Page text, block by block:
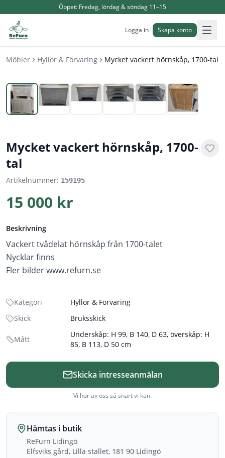
Öppet: Fredag, lördag & söndag 11–15
Logga in Skapa konto
Möbler Hyllor & Förvaring Mycket vackert hörnskåp, 1700-tal
1 /6
Mycket vackert hörnskåp, 1700-
tal
Artikelnummer: 159195
15 000 kr
Beskrivning
Vackert tvådelat hörnskåp från 1700-talet
Nycklar finns
Fler bilder www.refurn.se
Kategori
Hyllor & Förvaring
Skick
Bruksskick
Mått
Underskåp: H 99, B 140, D 63, överskåp: H
85, B 113, D 50 cm
Skicka intresseanmälan
Vi hör av oss så snart vi kan.
Hämtas i butik
ReFurn Lidingö
Elfsviks gård, Lilla stallet, 181 90 Lidingö